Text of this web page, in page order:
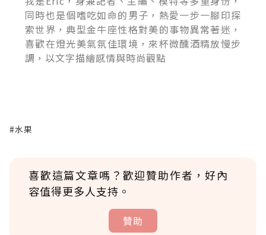
同時也是個嗜吃如命的男子，熱愛一步一腳印探
索世界，典型金牛座性格對美的事物異常著迷，
喜歡在燈光美氣氛佳環境，來杯微醺酒精放慢步
調，以文字描繪感情與時尚觀點
#水果
喜歡這篇文章嗎？歡迎贊助作者，好內
容值得更多人支持。
贊助